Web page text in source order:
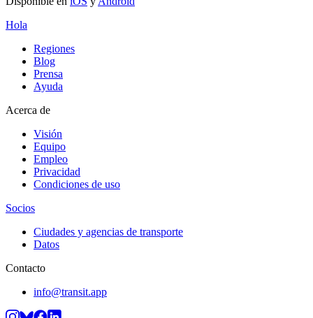
Hola
Regiones
Blog
Prensa
Ayuda
Acerca de
Visión
Equipo
Empleo
Privacidad
Condiciones de uso
Socios
Ciudades y agencias de transporte
Datos
Contacto
info@transit.app